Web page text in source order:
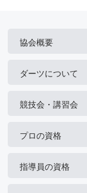
協会概要
ダーツについて
競技会・講習会
プロの資格
指導員の資格